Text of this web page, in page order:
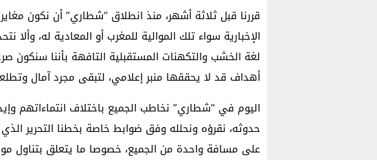
قررنا قبل ثلاثة أشهر، منذ انطلاق “شطاري” أن نكون
الإخبارية سواء تلك الموالية للمغرب أو المعادية له،
لغة الخشب والتكهنات المستقبلية التافهة بأننا سنكون
أهداف قد لا يحققها منبر إعلامي، لتبقى مجرد آمال
اليوم في “شطاري” نخاطب الجميع باختلاف انتماءاتهم
حدوثه، نقرؤه ونحلله وفق ضوابط خاصة بخطنا التحرير
على مسافة واحدة من الجميع، خصوصا ما يتعلق بتناول